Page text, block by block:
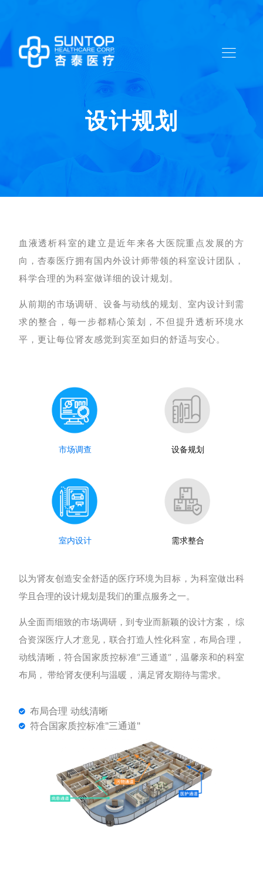
设计规划
血液透析科室的建立是近年来各大医院重点发展的方
向，杏泰医疗拥有国内外设计师带领的科室设计团队，
科学合理的为科室做详细的设计规划。
从前期的市场调研、设备与动线的规划、室内设计到需
求的整合，每一步都精心策划，不但提升透析环境水
平，更让每位肾友感觉到宾至如归的舒适与安心。
市场调查 设备规划
室内设计 需求整合
以为肾友创造安全舒适的医疗环境为目标，为科室做出科
学且合理的设计规划是我们的重点服务之一。
从全面而细致的市场调研，到专业而新颖的设计方案， 综
合资深医疗人才意见，联合打造人性化科室，布局合理，
动线清晰，符合国家质控标准“三通道‘’，温馨亲和的科室
布局， 带给肾友便利与温暖， 满足肾友期待与需求。
布局合理 动线清晰
符合国家质控标准"三通道"